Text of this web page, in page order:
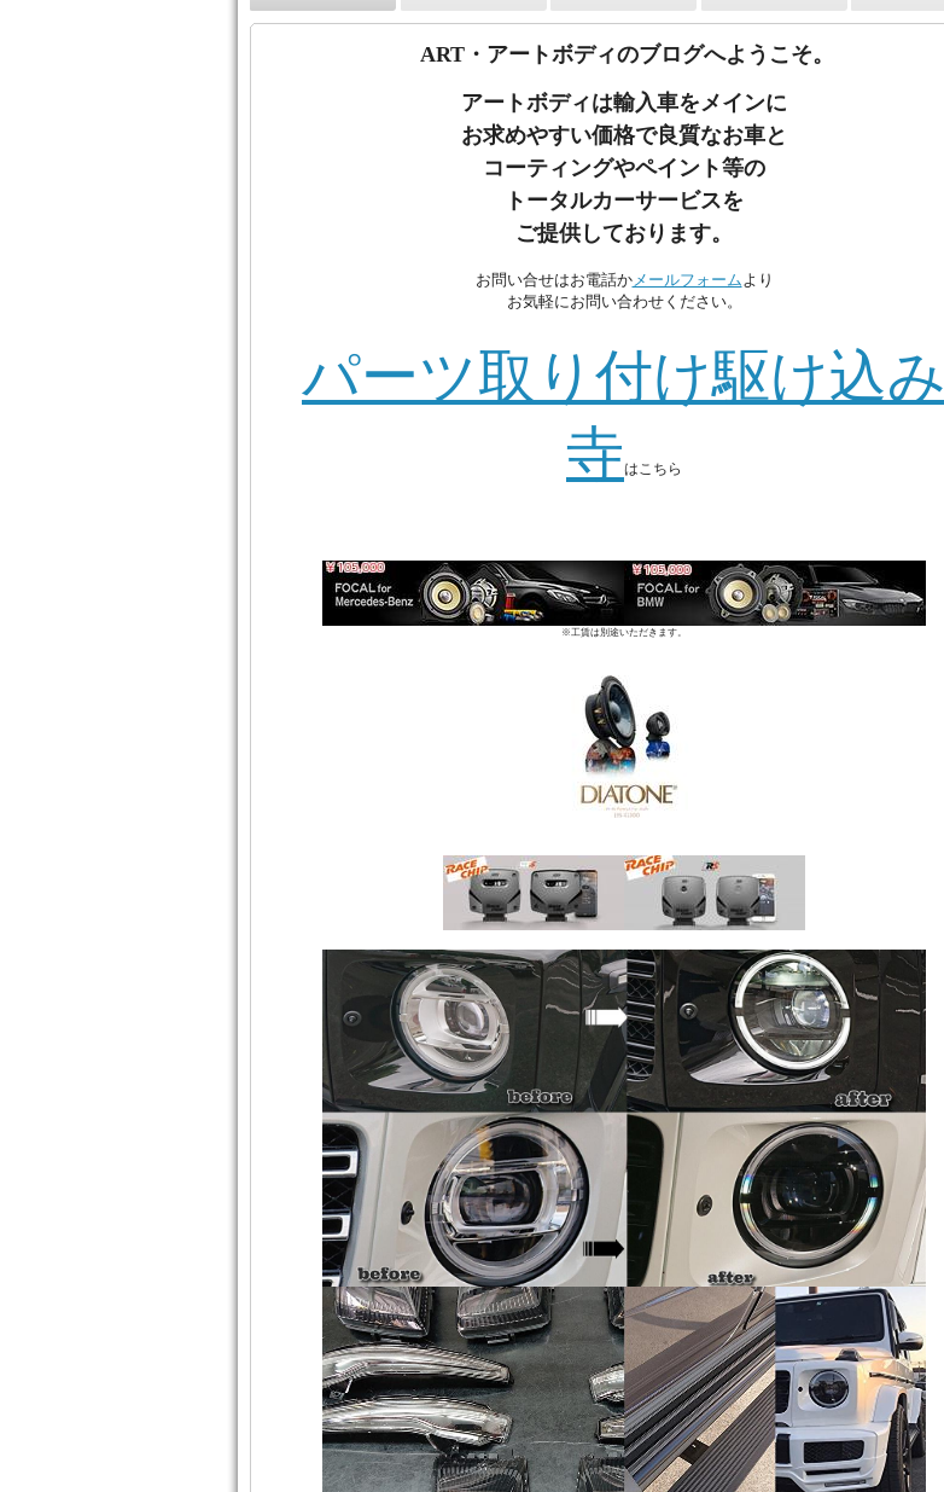
ART・アートボディのブログへようこそ。
アートボディは輸入車をメインに
お求めやすい価格で良質なお車と
コーティングやペイント等の
トータルカーサービスを
ご提供しております。
お問い合せはお電話かメールフォームより
お気軽にお問い合わせください。
パーツ取り付け駆け込み
寺はこちら
※工賃は別途いただきます。